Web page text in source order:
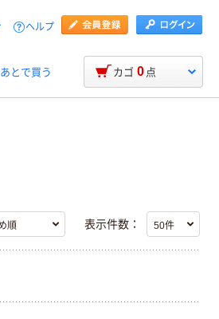
ヘルプ
あとで買う カゴ 0 点
表示件数：